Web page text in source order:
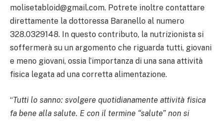
molisetabloid@gmail.com. Potrete inoltre contattare
direttamente la dottoressa Baranello al numero
328.0329148. In questo contributo, la nutrizionista si
soffermerà su un argomento che riguarda tutti, giovani
e meno giovani, ossia l’importanza di una sana attività
fisica legata ad una corretta alimentazione.
“Tutti lo sanno: svolgere quotidianamente attività fisica
fa bene alla salute. E con il termine “salute” non si